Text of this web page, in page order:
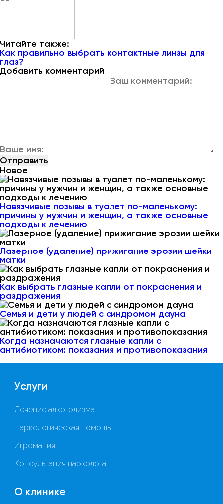
Читайте также:
Как правильно выбрать контактные линзы для
глаз?
Добавить комментарий
Новое
Навязчивые позывы в туалет по-маленькому:
причины у мужчин и женщин, а также основные
подходы к лечению
Лазерное (удаление) прижигание эрозии шейки
матки
Как выбрать глазные капли от покраснения и
раздражения
Семья и дети у людей с синдромом дауна
Когда назначаются глазные капли с
антибиотиком: показания и противопоказания
Услуги
Лечение алкоголизма
Наркологическая помощь
Игромания
Консультация нарколога
О клинике